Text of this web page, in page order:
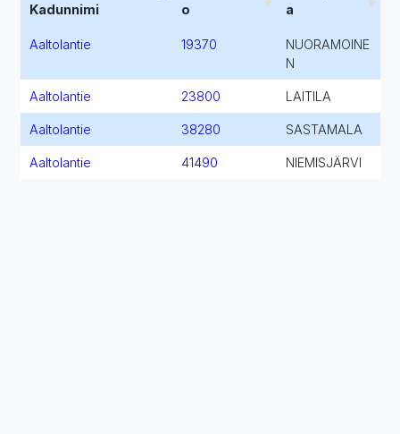
Kadunnimi
o
a
Aaltolantie 19370
NUORAMOINE
N
Aaltolantie 23800 LAITILA
Aaltolantie 38280 SASTAMALA
Aaltolantie 41490 NIEMISJÄRVI